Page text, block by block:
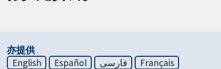
亦提供
English
Español فارسی
Français